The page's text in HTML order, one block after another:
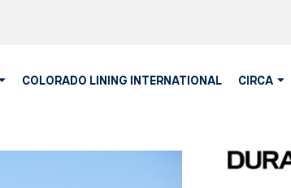
COLORADO LINING INTERNATIONAL CIRCA